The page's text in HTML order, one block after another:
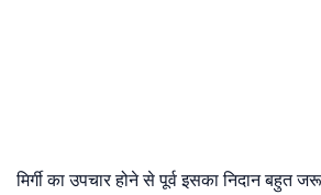
मिर्गी का उपचार होने से पूर्व इसका निदान